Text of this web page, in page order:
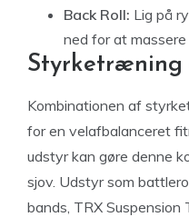
Back Roll: Lig på
ned for at massere
Styrketræning
Kombinationen af
for en velafbalanceret
udstyr kan gøre denne
sjov. Udstyr som
bands, TRX Suspension